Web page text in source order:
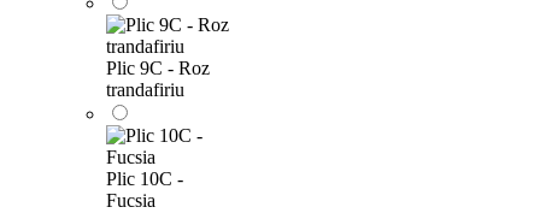
Plic 9C - Roz
trandafiriu
Plic 10C -
Fucsia